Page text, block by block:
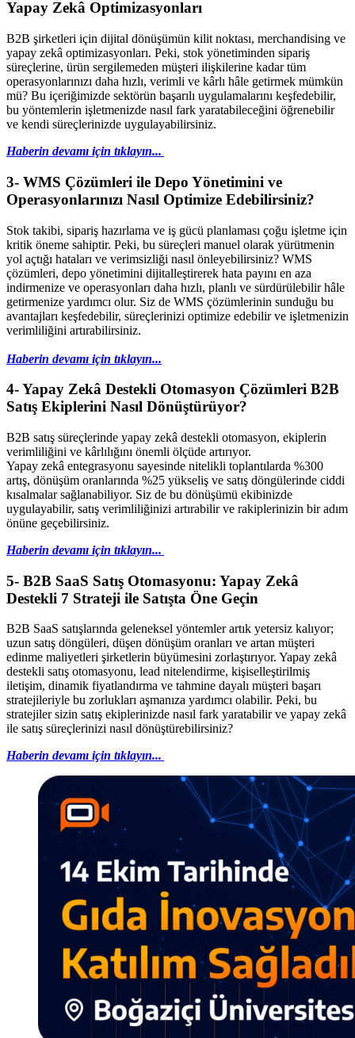
Yapay Zekâ Optimizasyonları
B2B şirketleri için dijital dönüşümün kilit noktası, merchandising ve
yapay zekâ optimizasyonları. Peki, stok yönetiminden sipariş
süreçlerine, ürün sergilemeden müşteri ilişkilerine kadar tüm
operasyonlarınızı daha hızlı, verimli ve kârlı hâle getirmek mümkün
mü? Bu içeriğimizde sektörün başarılı uygulamalarını keşfedebilir,
bu yöntemlerin işletmenizde nasıl fark yaratabileceğini öğrenebilir
ve kendi süreçlerinizde uygulayabilirsiniz.
Haberin devamı için tıklayın...
3- WMS Çözümleri ile Depo Yönetimini ve
Operasyonlarınızı Nasıl Optimize Edebilirsiniz?
Stok takibi, sipariş hazırlama ve iş gücü planlaması çoğu işletme için
kritik öneme sahiptir. Peki, bu süreçleri manuel olarak yürütmenin
yol açtığı hataları ve verimsizliği nasıl önleyebilirsiniz? WMS
çözümleri, depo yönetimini dijitalleştirerek hata payını en aza
indirmenize ve operasyonları daha hızlı, planlı ve sürdürülebilir hâle
getirmenize yardımcı olur. Siz de WMS çözümlerinin sunduğu bu
avantajları keşfedebilir, süreçlerinizi optimize edebilir ve işletmenizin
verimliliğini artırabilirsiniz.
Haberin devamı için tıklayın...
4-Yapay Zekâ Destekli Otomasyon Çözümleri B2B
Satış Ekiplerini Nasıl Dönüştürüyor?
B2B satış süreçlerinde yapay zekâ destekli otomasyon, ekiplerin
verimliliğini ve kârlılığını önemli ölçüde artırıyor.
Yapay zekâ entegrasyonu sayesinde nitelikli toplantılarda %300
artış, dönüşüm oranlarında %25 yükseliş ve satış döngülerinde ciddi
kısalmalar sağlanabiliyor. Siz de bu dönüşümü ekibinizde
uygulayabilir, satış verimliliğinizi artırabilir ve rakiplerinizin bir adım
önüne geçebilirsiniz.
Haberin devamı için tıklayın...
5- B2B SaaS Satış Otomasyonu: Yapay Zekâ
Destekli 7 Strateji ile Satışta Öne Geçin
B2B SaaS satışlarında geleneksel yöntemler artık yetersiz kalıyor;
uzun satış döngüleri, düşen dönüşüm oranları ve artan müşteri
edinme maliyetleri şirketlerin büyümesini zorlaştırıyor. Yapay zekâ
destekli satış otomasyonu, lead nitelendirme, kişiselleştirilmiş
iletişim, dinamik fiyatlandırma ve tahmine dayalı müşteri başarı
stratejileriyle bu zorlukları aşmanıza yardımcı olabilir. Peki, bu
stratejiler sizin satış ekiplerinizde nasıl fark yaratabilir ve yapay zekâ
ile satış süreçlerinizi nasıl dönüştürebilirsiniz?
Haberin devamı için tıklayın...